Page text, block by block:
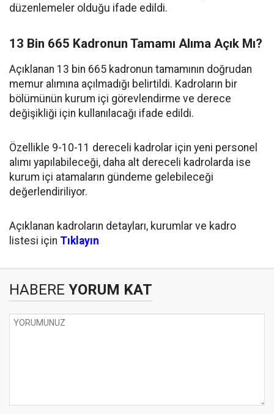
düzenlemeler olduğu ifade edildi.
13 Bin 665 Kadronun Tamamı Alıma Açık Mı?
Açıklanan 13 bin 665 kadronun tamamının doğrudan
memur alımına açılmadığı belirtildi. Kadroların bir
bölümünün kurum içi görevlendirme ve derece
değişikliği için kullanılacağı ifade edildi.
Özellikle 9-10-11 dereceli kadrolar için yeni personel
alımı yapılabileceği, daha alt dereceli kadrolarda ise
kurum içi atamaların gündeme gelebileceği
değerlendiriliyor.
Açıklanan kadroların detayları, kurumlar ve kadro
listesi için Tıklayın
HABERE YORUM KAT